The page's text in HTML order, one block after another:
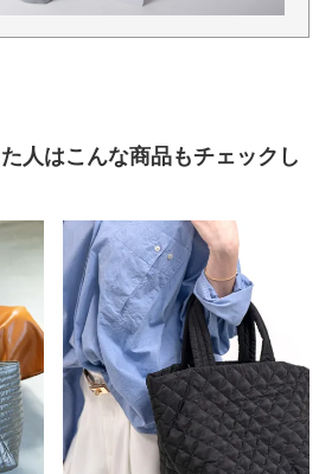
人はこんな商品もチェックし